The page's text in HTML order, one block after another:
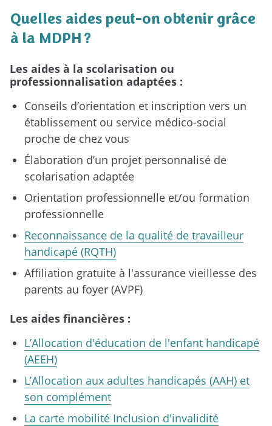
Quelles aides peut-on obtenir grâce
à la MDPH ?
Les aides à la scolarisation ou
professionnalisation adaptées :
Conseils d’orientation et inscription vers un
établissement ou service médico-social
proche de chez vous
Élaboration d’un projet personnalisé de
scolarisation adaptée
Orientation professionnelle et/ou formation
professionnelle
Reconnaissance de la qualité de travailleur
handicapé (RQTH)
Affiliation gratuite à l'assurance vieillesse des
parents au foyer (AVPF)
Les aides financières :
L’Allocation d'éducation de l'enfant handicapé
(AEEH)
L’Allocation aux adultes handicapés (AAH) et
son complément
La carte mobilité Inclusion d'invalidité